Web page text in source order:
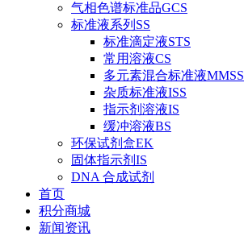
气相色谱标准品GCS
标准液系列SS
标准滴定液STS
常用溶液CS
多元素混合标准液MMSS
杂质标准液ISS
指示剂溶液IS
缓冲溶液BS
环保试剂盒EK
固体指示剂IS
DNA 合成试剂
首页
积分商城
新闻资讯